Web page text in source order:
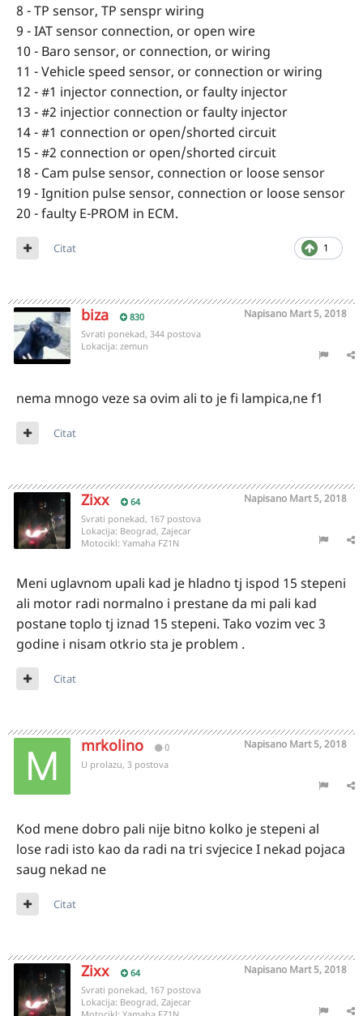
8 - TP sensor, TP senspr wiring
9 - IAT sensor connection, or open wire
10 - Baro sensor, or connection, or wiring
11 - Vehicle speed sensor, or connection or wiring
12 - #1 injector connection, or faulty injector
13 - #2 injectior connection or faulty injector
14 - #1 connection or open/shorted circuit
15 - #2 connection or open/shorted circuit
18 - Cam pulse sensor, connection or loose sensor
19 - Ignition pulse sensor, connection or loose sensor
20 - faulty E-PROM in ECM.
1
Citat
biza 830 Napisano Mart 5, 2018
Svrati ponekad, 344 postova
Lokacija: zemun
nema mnogo veze sa ovim ali to je fi lampica,ne f1
Citat
Zixx 64 Napisano Mart 5, 2018
Svrati ponekad, 167 postova
Lokacija: Beograd, Zajecar
Motocikl: Yamaha FZ1N
Meni uglavnom upali kad je hladno tj ispod 15 stepeni
ali motor radi normalno i prestane da mi pali kad
postane toplo tj iznad 15 stepeni. Tako vozim vec 3
godine i nisam otkrio sta je problem .
Citat
mrkolino 0 Napisano Mart 5, 2018
U prolazu, 3 postova
Kod mene dobro pali nije bitno kolko je stepeni al
lose radi isto kao da radi na tri svjecice I nekad pojaca
saug nekad ne
Citat
Zixx 64 Napisano Mart 5, 2018
Svrati ponekad, 167 postova
Lokacija: Beograd, Zajecar